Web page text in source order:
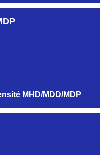
HB-HG-HK-HR...
MHD/MDD/MDP